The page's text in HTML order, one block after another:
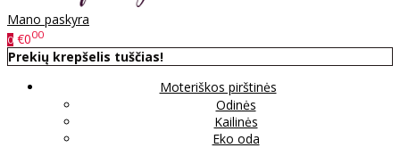
Mano paskyra
0 €000
Prekių krepšelis tuščias!
Moteriškos pirštinės
Odinės
Kailinės
Eko oda